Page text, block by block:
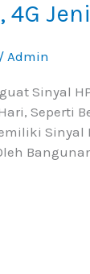
4G
/ Admin
Sinyal
Seperti
Sinyal